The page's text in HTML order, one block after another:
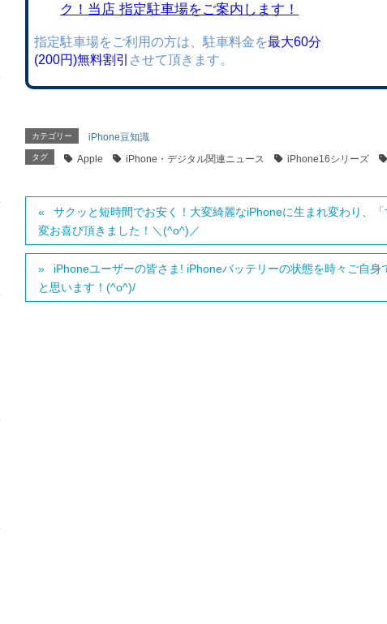
ク！当店 指定駐車場をご案内します！
指定駐車場をご利用の方は、駐車料金を最大60分
(200円)無料割引 させて頂きます。
カテゴリー iPhone豆知識
タグ Apple iPhone・デジタル関連ニュース iPhone16シリーズ
サクッと短時間でお安く！大変綺麗なiPhoneに生まれ変わり、
変お喜び頂きました！＼(^o^)／
iPhoneユーザーの皆さま! iPhoneバッテリーの状態を時々ご自
と思います！(^o^)/